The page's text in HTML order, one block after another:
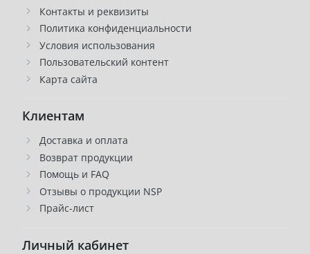
Контакты и реквизиты
Политика конфиденциальности
Условия использования
Пользовательский контент
Карта сайта
Клиентам
Доставка и оплата
Возврат продукции
Помощь и FAQ
Отзывы о продукции NSP
Прайс-лист
Личный кабинет